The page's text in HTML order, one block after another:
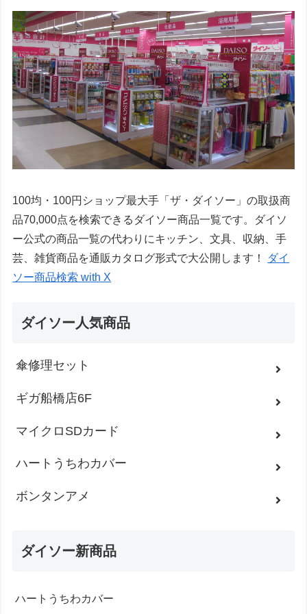
100均・100円ショップ最大手「ザ・ダイソー」の取扱商
品70,000点を検索できるダイソー商品一覧です。ダイソ
ー公式の商品一覧の代わりにキッチン、文具、収納、手
芸、雑貨商品を通販カタログ形式で大公開します！
ダイ
ソー商品検索 with X
ダイソー人気商品
傘修理セット
ギガ船橋店6F
マイクロSDカード
ハートうちわカバー
ボンタンアメ
ダイソー新商品
ハートうちわカバー